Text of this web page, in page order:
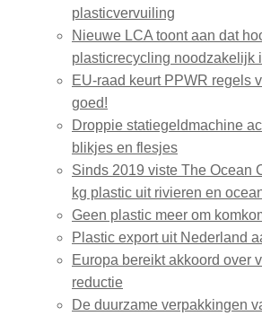
plasticvervuiling
Nieuwe LCA toont aan dat
plasticrecycling noodzakelijk
EU-raad keurt PPWR regels
goed!
Droppie statiegeldmachine
blikjes en flesjes
Sinds 2019 viste The Ocean
kg plastic uit rivieren en
Geen plastic meer om
Plastic export uit Nederland
Europa bereikt akkoord over
reductie
De duurzame verpakkingen